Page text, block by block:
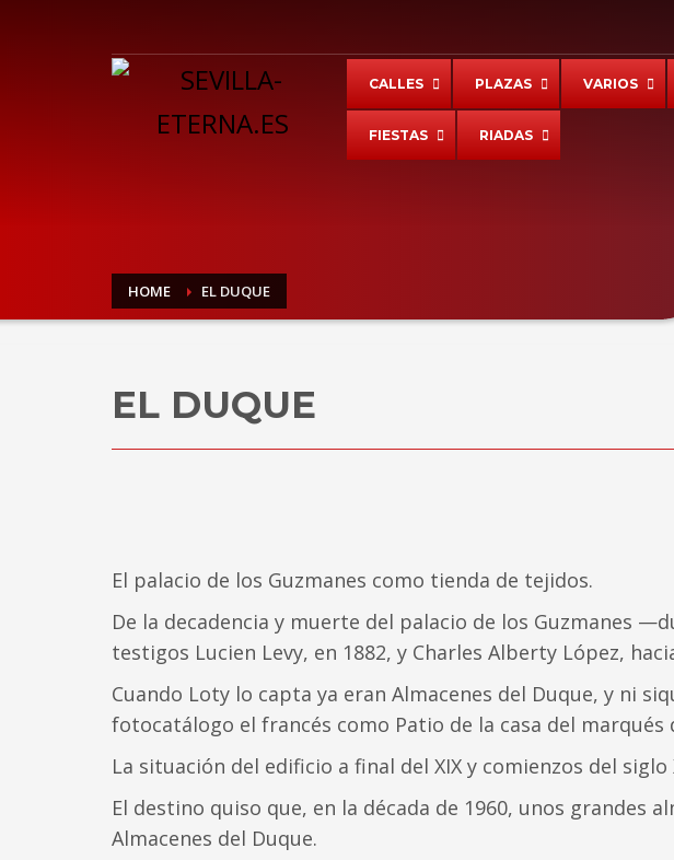
CALLES PLAZAS VARIOS
FIESTAS RIADAS
HOME EL DUQUE
EL DUQUE
El palacio de los Guzmanes como tienda de tejidos.
De la decadencia y muerte del palacio de los Guzmanes
testigos Lucien Levy, en 1882, y Charles Alberty López,
Cuando Loty lo capta ya eran Almacenes del Duque, y ni
fotocatálogo el francés como Patio de la casa del marqués
La situación del edificio a final del XIX y comienzos del
El destino quiso que, en la década de 1960, unos grandes
Almacenes del Duque.